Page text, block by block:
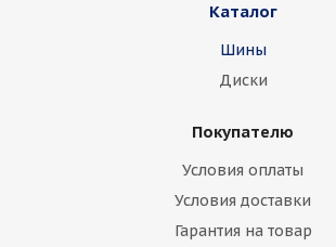
Каталог
Шины
Диски
Покупателю
Условия оплаты
Условия доставки
Гарантия на товар